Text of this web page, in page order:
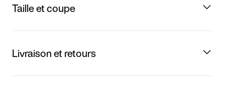
Taille et coupe
Livraison et retours